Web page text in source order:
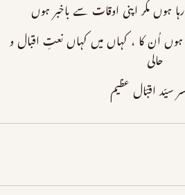
ہوں مگر اپنی اوقات سے باخبر ہوں
اُن کا ، کہاں میں کہاں نعتِ اقبال و
حالی
سیّد اقبؔال عظیم